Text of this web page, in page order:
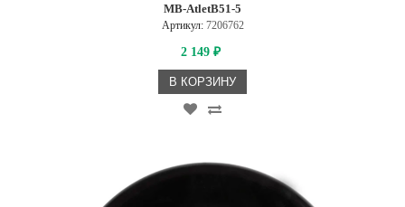
MB-AtletB51-5
Артикул: 7206762
2 149 ₽
В КОРЗИНУ